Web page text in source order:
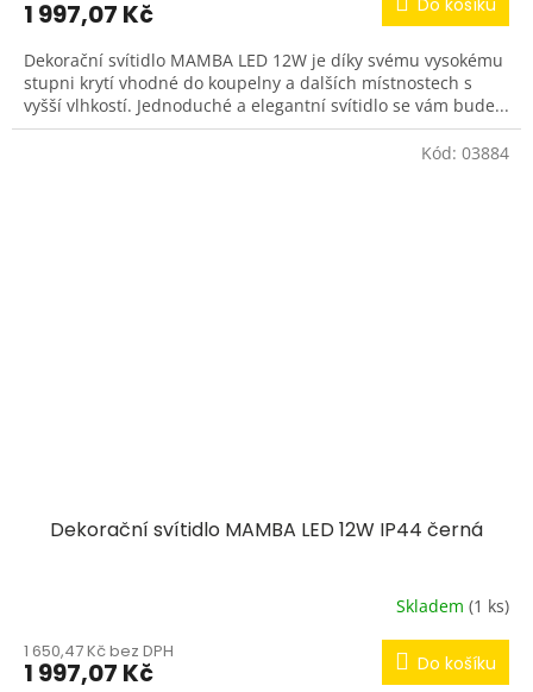
1 997,07 Kč
Dekorační svítidlo MAMBA LED 12W je díky svému vysokému
stupni krytí vhodné do koupelny a dalších místnostech s
vyšší vlhkostí. Jednoduché a elegantní svítidlo se vám bude...
Dekorační svítidlo MAMBA LED 12W IP44 černá
Skladem (1 ks)
1 650,47 Kč bez DPH
1 997,07 Kč Do košíku
Kód: 03884